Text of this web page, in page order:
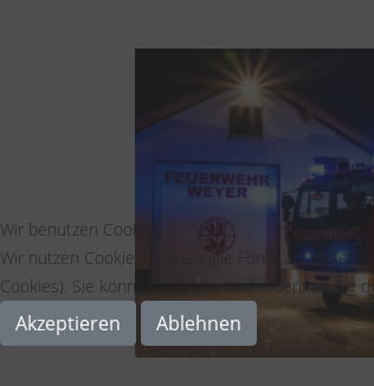
Wir benutzen Cookies
Wir nutzen Cookies und Google Fonts auf
Cookies). Sie können selbst entscheiden, ob Sie
Akzeptieren Ablehnen